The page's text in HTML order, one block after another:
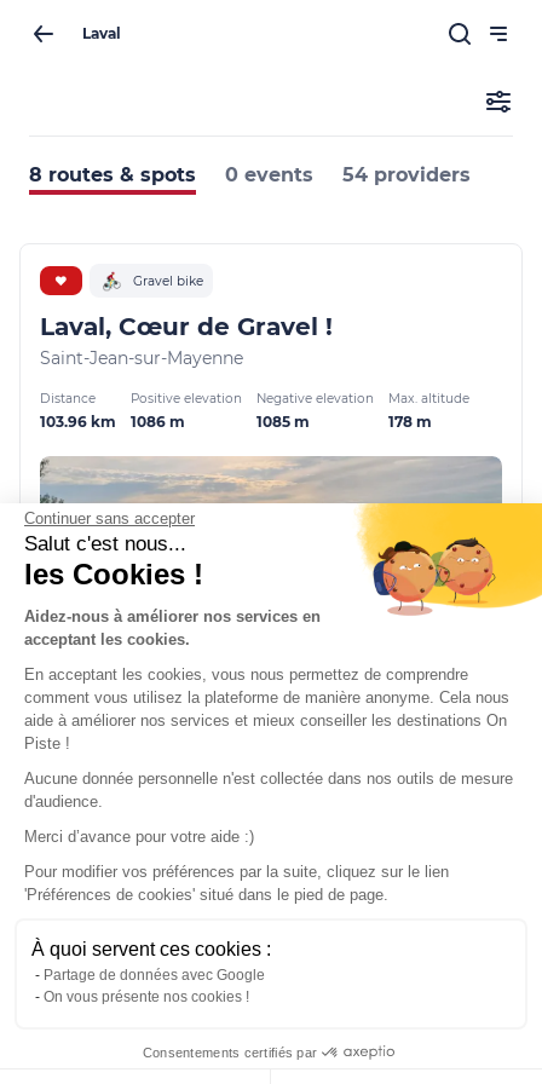
Laval
Continue with the app
8 routes & spots 0 events 54 providers
❤️ Gravel bike
Laval, Cœur de Gravel !
Saint-Jean-sur-Mayenne
Distance
103.96 km
Positive elevation
1086 m
Negative elevation
1085 m
Max. altitude
178 m
1
Chaux devant !
Louverné
63.27 km 654 m 654 m
Continuer sans accepter
Salut c'est nous...
les Cookies !
Aidez-nous à améliorer nos services en
acceptant les cookies.
En acceptant les cookies, vous nous permettez de comprendre
comment vous utilisez la plateforme de manière anonyme. Cela nous
aide à améliorer nos services et mieux conseiller les destinations On
Piste !
Aucune donnée personnelle n'est collectée dans nos outils de mesure
d'audience.
Merci d’avance pour votre aide :)
Pour modifier vos préférences par la suite, cliquez sur le lien
'Préférences de cookies' situé dans le pied de page.
À quoi servent ces cookies :
Partage de données avec Google
On vous présente nos cookies !
Consentements certifiés par